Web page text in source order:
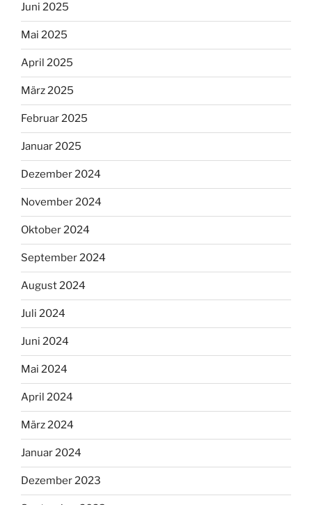
Juni 2025
Mai 2025
April 2025
März 2025
Februar 2025
Januar 2025
Dezember 2024
November 2024
Oktober 2024
September 2024
August 2024
Juli 2024
Juni 2024
Mai 2024
April 2024
März 2024
Januar 2024
Dezember 2023